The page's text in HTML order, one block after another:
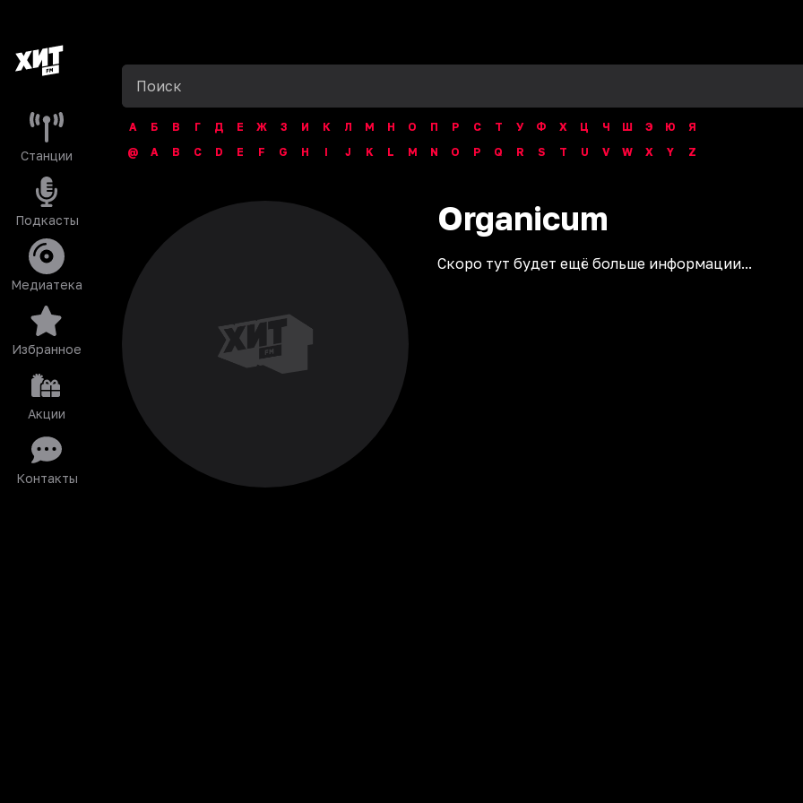
Станции
Подкасты
Медиатека
Избранное
Акции
Контакты
А Б В Г Д Е Ж З И К Л М Н О П Р С Т У Ф Х Ц Ч Ш Э Ю
Я
@
A B C D E F G H I J K L M N O P Q R S T U V W X Y Z
Organicum
Скоро тут будет ещё больше информации...